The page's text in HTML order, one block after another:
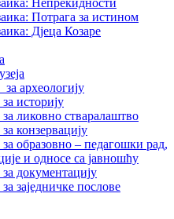
Непрекидности
Потрага за истином
Дјеца Козаре
археологију
историју
ликовно стваралаштво
конзервацију
образовно – педагошки рад,
и односе са јавношћу
документацију
заједничке послове